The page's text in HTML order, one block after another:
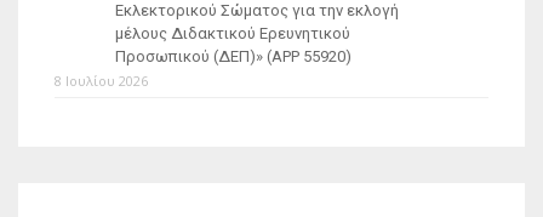
Εκλεκτορικού Σώματος για την εκλογή
μέλους Διδακτικού Ερευνητικού
Προσωπικού (ΔΕΠ)» (APP 55920)
8 Ιουλίου 2026